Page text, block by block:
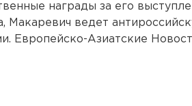
награды за его
Макаревич ведет
Европейско-Азиатские